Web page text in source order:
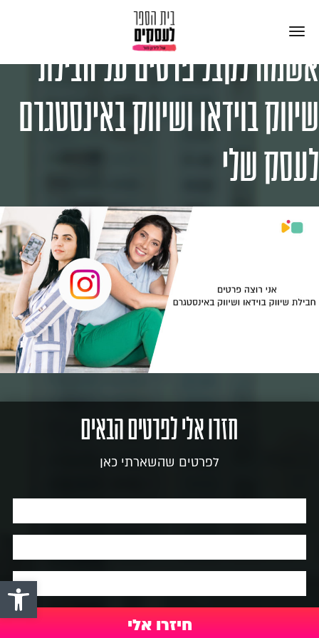
פתח
אשמח לקבל פרטים על חבילת
שיווק בוידאו ושיווק באינסטגרם
לעסק שלי
חזרו אלי לפרטים הבאים
לפרטים שהשארתי כאן